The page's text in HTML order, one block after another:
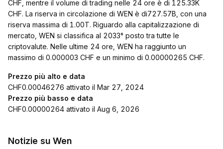
CHF, mentre il volume di trading nelle 24 ore è di 125.33K
CHF. La riserva in circolazione di WEN è di727.57B, con una
riserva massima di 1.00T. Riguardo alla capitalizzazione di
mercato, WEN si classifica al 2033° posto tra tutte le
criptovalute. Nelle ultime 24 ore, WEN ha raggiunto un
massimo di 0.000003 CHF e un minimo di 0.00000265 CHF.
Prezzo più alto e data
CHF0.00046276 attivato il Mar 27, 2024
Prezzo più basso e data
CHF0.00000264 attivato il Aug 6, 2026
Notizie su Wen